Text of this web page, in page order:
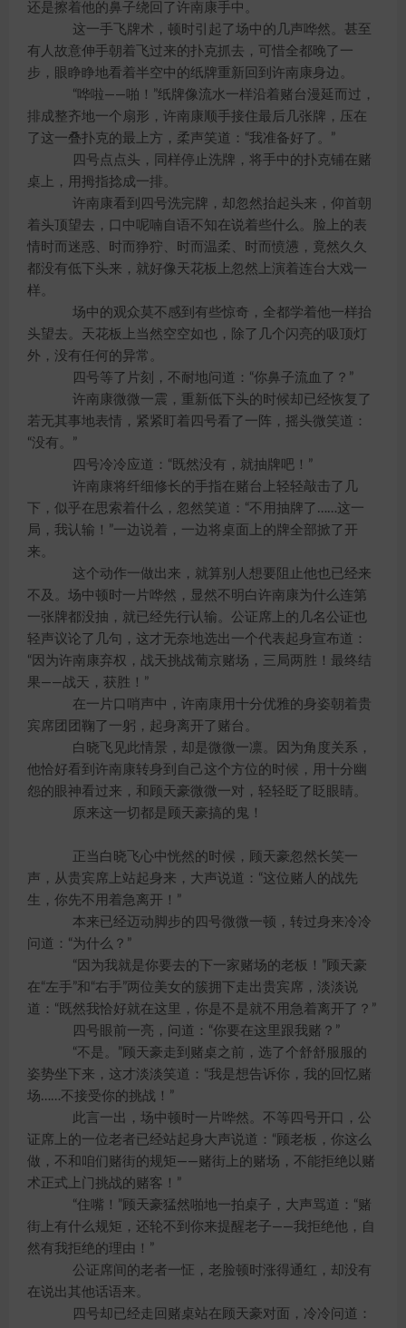
还是擦着他的鼻子绕回了许南康手中。
这一手飞牌术，顿时引起了场中的几声哗然。甚至
有人故意伸手朝着飞过来的扑克抓去，可惜全都晚了一
步，眼睁睁地看着半空中的纸牌重新回到许南康身边。
“哗啦——啪！”纸牌像流水一样沿着赌台漫延而过，
排成整齐地一个扇形，许南康顺手接住最后几张牌，压在
了这一叠扑克的最上方，柔声笑道：“我准备好了。”
四号点点头，同样停止洗牌，将手中的扑克铺在赌
桌上，用拇指捻成一排。
许南康看到四号洗完牌，却忽然抬起头来，仰首朝
着头顶望去，口中呢喃自语不知在说着些什么。脸上的表
情时而迷惑、时而狰狞、时而温柔、时而愤懑，竟然久久
都没有低下头来，就好像天花板上忽然上演着连台大戏一
样。
场中的观众莫不感到有些惊奇，全都学着他一样抬
头望去。天花板上当然空空如也，除了几个闪亮的吸顶灯
外，没有任何的异常。
四号等了片刻，不耐地问道：“你鼻子流血了？”
许南康微微一震，重新低下头的时候却已经恢复了
若无其事地表情，紧紧盯着四号看了一阵，摇头微笑道：
“没有。”
四号冷冷应道：“既然没有，就抽牌吧！”
许南康将纤细修长的手指在赌台上轻轻敲击了几
下，似乎在思索着什么，忽然笑道：“不用抽牌了……这一
局，我认输！”一边说着，一边将桌面上的牌全部掀了开
来。
这个动作一做出来，就算别人想要阻止他也已经来
不及。场中顿时一片哗然，显然不明白许南康为什么连第
一张牌都没抽，就已经先行认输。公证席上的几名公证也
轻声议论了几句，这才无奈地选出一个代表起身宣布道：
“因为许南康弃权，战天挑战葡京赌场，三局两胜！最终结
果——战天，获胜！”
在一片口哨声中，许南康用十分优雅的身姿朝着贵
宾席团团鞠了一躬，起身离开了赌台。
白晓飞见此情景，却是微微一凛。因为角度关系，
他恰好看到许南康转身到自己这个方位的时候，用十分幽
怨的眼神看过来，和顾天豪微微一对，轻轻眨了眨眼睛。
原来这一切都是顾天豪搞的鬼！
正当白晓飞心中恍然的时候，顾天豪忽然长笑一
声，从贵宾席上站起身来，大声说道：“这位赌人的战先
生，你先不用着急离开！”
本来已经迈动脚步的四号微微一顿，转过身来冷冷
问道：“为什么？”
“因为我就是你要去的下一家赌场的老板！”顾天豪
在“左手”和“右手”两位美女的簇拥下走出贵宾席，淡淡说
道：“既然我恰好就在这里，你是不是就不用急着离开了？”
四号眼前一亮，问道：“你要在这里跟我赌？”
“不是。”顾天豪走到赌桌之前，选了个舒舒服服的
姿势坐下来，这才淡淡笑道：“我是想告诉你，我的回忆赌
场……不接受你的挑战！”
此言一出，场中顿时一片哗然。不等四号开口，公
证席上的一位老者已经站起身大声说道：“顾老板，你这么
做，不和咱们赌街的规矩——赌街上的赌场，不能拒绝以赌
术正式上门挑战的赌客！”
“住嘴！”顾天豪猛然啪地一拍桌子，大声骂道：“赌
街上有什么规矩，还轮不到你来提醒老子——我拒绝他，自
然有我拒绝的理由！”
公证席间的老者一怔，老脸顿时涨得通红，却没有
在说出其他话语来。
四号却已经走回赌桌站在顾天豪对面，冷冷问道：